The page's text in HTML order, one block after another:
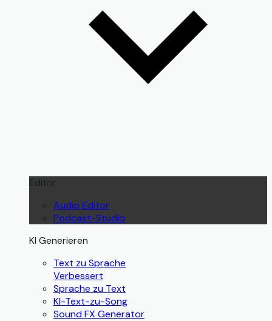
Editor
Audio Editor
Podcast-Studio
KI Generieren
Text zu Sprache
Verbessert
Sprache zu Text
KI-Text-zu-Song
Sound FX Generator